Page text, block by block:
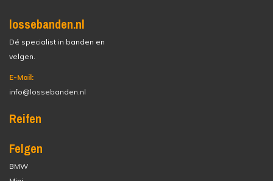
lossebanden.nl
Dé specialist in banden en
velgen.
E-Mail:
info@lossebanden.nl
Reifen
Felgen
BMW